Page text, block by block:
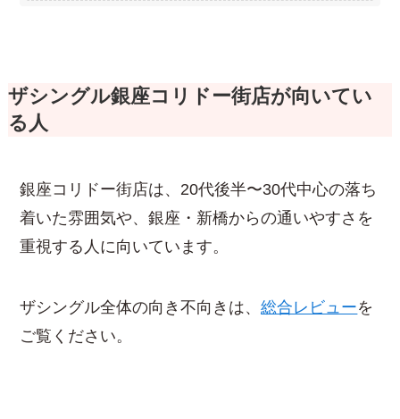
ザシングル銀座コリドー街店が向いてい
る人
銀座コリドー街店は、20代後半〜30代中心の落ち
着いた雰囲気や、銀座・新橋からの通いやすさを
重視する人に向いています。
ザシングル全体の向き不向きは、総合レビューを
ご覧ください。